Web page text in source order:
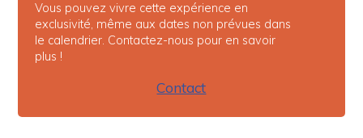
Vous pouvez vivre cette expérience en
exclusivité, même aux dates non prévues dans
le calendrier. Contactez-nous pour en savoir
plus !
Contact